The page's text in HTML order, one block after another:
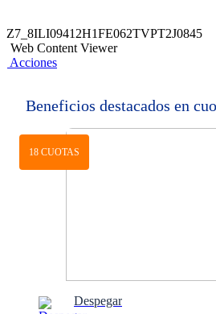
Z7_8ILI09412H1FE062TVPT2J0845
Web Content Viewer
Acciones
Beneficios destacados en
18 CUOTAS
Despegar